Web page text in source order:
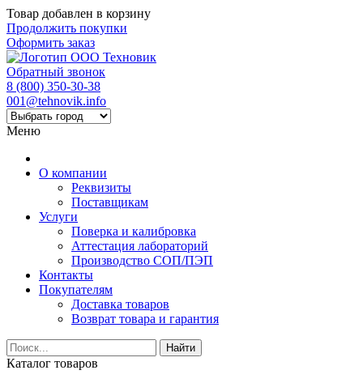
Товар добавлен в корзину
Продолжить покупки
Оформить заказ
Обратный звонок
8 (800) 350-30-38
001@tehnovik.info
Меню
О компании
Реквизиты
Поставщикам
Услуги
Поверка и калибровка
Аттестация лабораторий
Производство СОП/ПЭП
Контакты
Покупателям
Доставка товаров
Возврат товара и гарантия
Найти
Каталог товаров